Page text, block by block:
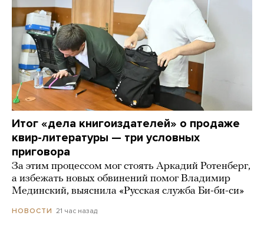
Итог «дела книгоиздателей» о продаже
квир-литературы — три условных
приговора
За этим процессом мог стоять Аркадий Ротенберг,
а избежать новых обвинений помог Владимир
Мединский, выяснила «Русская служба Би-би-си»
НОВОСТИ 21 час назад